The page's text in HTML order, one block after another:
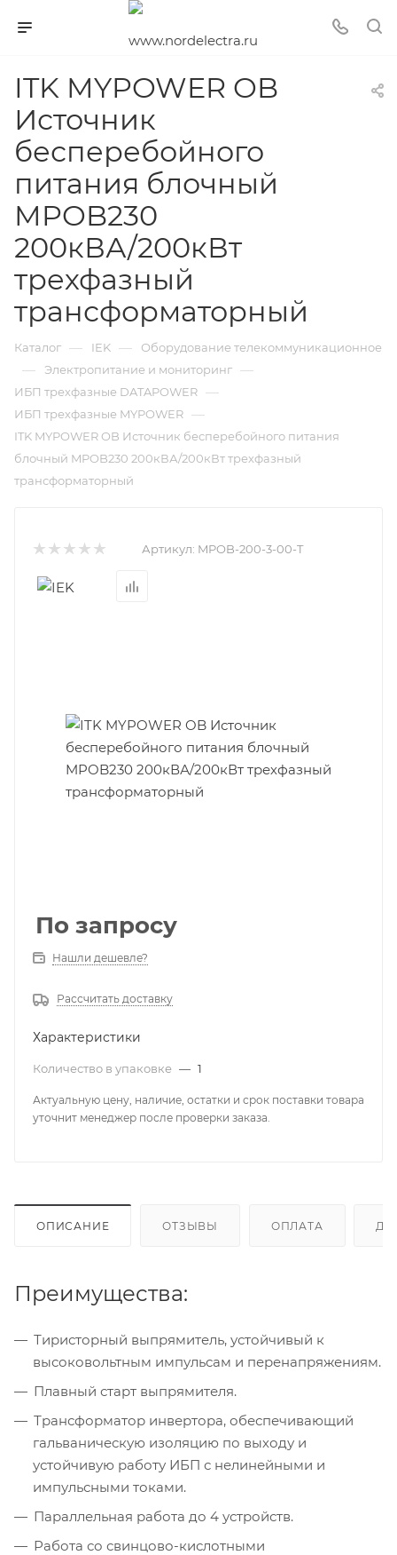
ITK MYPOWER OB
Источник
бесперебойного
питания блочный
MPOB230
200кВА/200кВт
трехфазный
трансформаторный
Каталог — IEK — Оборудование телекоммуникационное
— Электропитание и мониторинг —
ИБП трехфазные DATAPOWER —
ИБП трехфазные MYPOWER —
ITK MYPOWER OB Источник бесперебойного питания
блочный MPOB230 200кВА/200кВт трехфазный
трансформаторный
Артикул: MPOB-200-3-00-T
По запросу
Нашли дешевле?
Рассчитать доставку
Характеристики
Количество в упаковке — 1
Актуальную цену, наличие, остатки и срок поставки товара
уточнит менеджер после проверки заказа.
ОПИСАНИЕ ОТЗЫВЫ ОПЛАТА
Преимущества:
Тиристорный выпрямитель, устойчивый к
высоковольтным импульсам и перенапряжениям.
Плавный старт выпрямителя.
Трансформатор инвертора, обеспечивающий
гальваническую изоляцию по выходу и
устойчивую работу ИБП с нелинейными и
импульсными токами.
Параллельная работа до 4 устройств.
Работа со свинцово-кислотными